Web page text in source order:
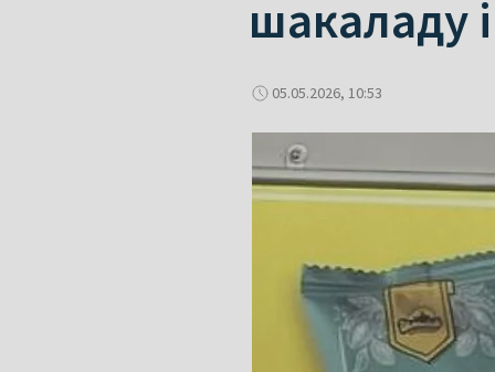
шакаладу
05.05.2026, 10:53